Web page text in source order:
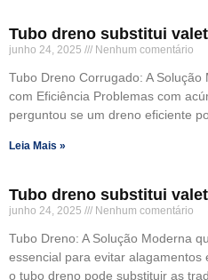
Tubo dreno substitui
junho 24, 2025 Nenhum comentário
Tubo Dreno Corrugado: A
com Eficiência Problemas com
perguntou se um dreno eficiente
Leia Mais »
Tubo dreno substitui
junho 24, 2025 Nenhum comentário
Tubo Dreno: A Solução Moderna
essencial para evitar alagamentos
o tubo dreno pode substituir as